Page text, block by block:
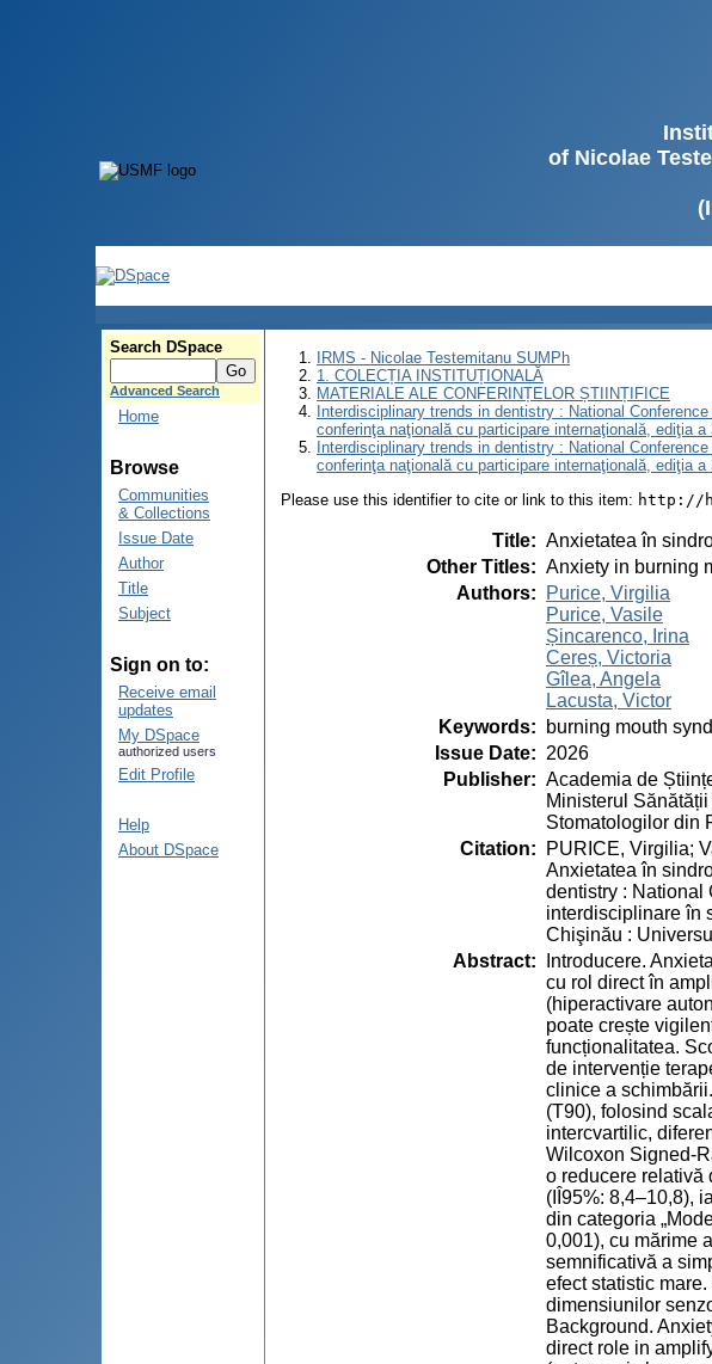
of Nicolae
Search DSpace
Advanced Search
Home
Browse
Communities
& Collections
Issue Date
Author
Title
Subject
Sign on to:
Receive email
updates
My DSpace
authorized users
Edit Profile
Help
About DSpace
IRMS - Nicolae Testemitanu SUMPh
1. COLECȚIA INSTITUȚIONALĂ
MATERIALE ALE CONFERINȚELOR ȘTIINȚIFICE
Interdisciplinary trends in dentistry : National
conferinţa naţională cu participare internaţională, ediţia a
Interdisciplinary trends in dentistry : National
conferinţa naţională cu participare internaţională, ediţia a
Please use this identifier to cite or link to this item: http://
Title: Anxietatea în
Other Titles: Anxiety in burning
Authors:
Purice, Virgilia
Purice, Vasile
Șincarenco, Irina
Cereș, Victoria
Gîlea, Angela
Lacusta, Victor
Keywords:
burning mouth
Issue Date: 2026
Publisher: Academia de
Ministerul
Stomatologilor din
Citation:
PURICE, Virgilia;
Anxietatea în
dentistry : National
interdisciplinare în
Chişinău :
Abstract:
Introducere.
cu rol direct în
(hiperactivare
poate crește
funcționalitatea.
de intervenție
clinice a
(T90), folosind
intercvartilic,
Wilcoxon Signed-
o reducere relativă
(IÎ95%: 8,4–10,8),
din categoria
0,001), cu mărime
semnificativă a
efect statistic
dimensiunilor
Background.
direct role in